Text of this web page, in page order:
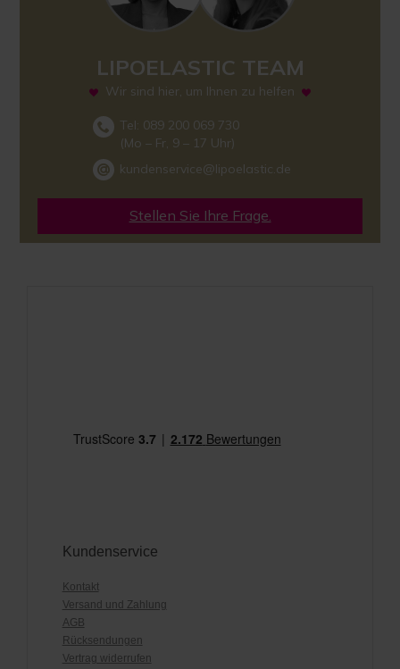
LIPOELASTIC TEAM
Wir sind hier, um Ihnen zu helfen
Tel: 089 200 069 730
(Mo – Fr, 9 – 17 Uhr)
kundenservice@lipoelastic.de
Stellen Sie Ihre Frage.
Kundenservice
Kontakt
Versand und Zahlung
AGB
Rücksendungen
Vertrag widerrufen